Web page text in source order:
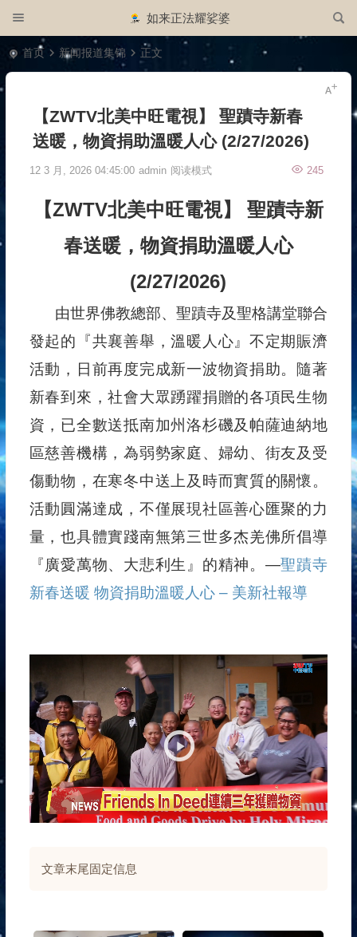
如来正法耀娑婆
首页 新闻报道集锦 正文
【ZWTV北美中旺電視】 聖蹟寺新春
送暖，物資捐助溫暖人心 (2/27/2026)
12 3 月, 2026 04:45:00 admin 245
阅读模式
【ZWTV北美中旺電視】 聖蹟寺新
春送暖，物資捐助溫暖人心
(2/27/2026)
由世界佛教總部、聖蹟寺及聖格講堂聯合
發起的『共襄善舉，溫暖人心』不定期賑濟
活動，日前再度完成新一波物資捐助。隨著
新春到來，社會大眾踴躍捐贈的各項民生物
資，已全數送抵南加州洛杉磯及帕薩迪納地
區慈善機構，為弱勢家庭、婦幼、街友及受
傷動物，在寒冬中送上及時而實質的關懷。
活動圓滿達成，不僅展現社區善心匯聚的力
量，也具體實踐南無第三世多杰羌佛所倡導
『廣愛萬物、大悲利生』的精神。—聖蹟寺
新春送暖 物資捐助溫暖人心 – 美新社報導
频
播
放
器
文章末尾固定信息